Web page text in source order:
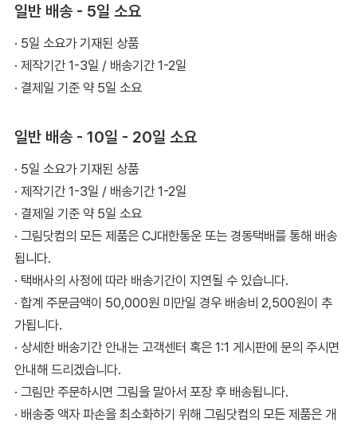
일반 배송 - 5일 소요
· 5일 소요가 기재된 상품
· 제작기간 1-3일 / 배송기간 1-2일
· 결제일 기준 약 5일 소요
일반 배송 - 10일 - 20일 소요
· 5일 소요가 기재된 상품
· 제작기간 1-3일 / 배송기간 1-2일
· 결제일 기준 약 5일 소요
· 그림닷컴의 모든 제품은 CJ대한통운 또는 경동택배를 통해 배송
됩니다.
· 택배사의 사정에 따라 배송기간이 지연될 수 있습니다.
· 합계 주문금액이 50,000원 미만일 경우 배송비 2,500원이 추
가됩니다.
· 상세한 배송기간 안내는 고객센터 혹은 1:1 게시판에 문의 주시면
안내해 드리겠습니다.
· 그림만 주문하시면 그림을 말아서 포장 후 배송됩니다.
· 배송중 액자 파손을 최소화하기 위해 그림닷컴의 모든 제품은 개